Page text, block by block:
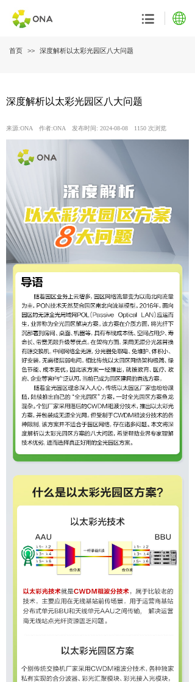
首页 >> 深度解析以太彩光园区八大问题
深度解析以太彩光园区八大问题
来源:ONA 作者:ONA 发布时间: 2024-08-08 1150 次浏览